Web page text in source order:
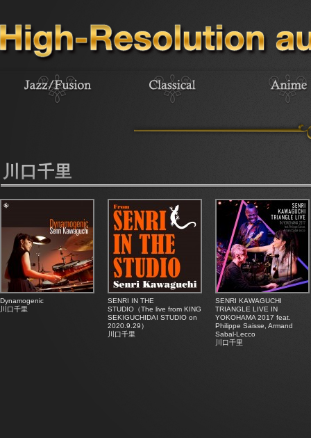
川口千里
Dynamogenic
川口千里
SENRI IN THE
STUDIO（The live from KING
SEKIGUCHIDAI STUDIO on
2020.9.29）
川口千里
SENRI KAWAGUCHI
TRIANGLE LIVE IN
YOKOHAMA 2017 feat.
Philippe Saisse, Armand
Sabal-Lecco
川口千里